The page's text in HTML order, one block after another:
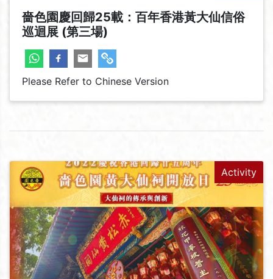
嗇色園慶回歸25載：百年香港黃大仙信俗
巡迴展 (第三場)
Please Refer to Chinese Version
Activity